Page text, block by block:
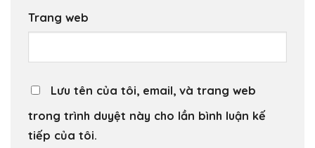
Trang web
Lưu tên của tôi, email, và trang web
trong trình duyệt này cho lần bình luận kế
tiếp của tôi.